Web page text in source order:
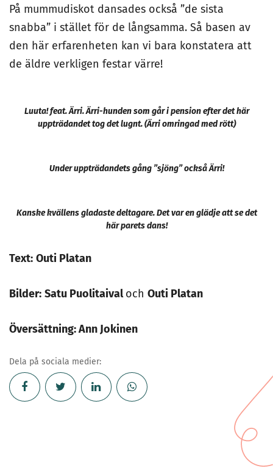
På mummudiskot dansades också ”de sista
snabba” i stället för de långsamma. Så basen av
den här erfarenheten kan vi bara konstatera att
de äldre verkligen festar värre!
Luuta! feat. Ärri. Ärri-hunden som går i pension efter det här
uppträdandet tog det lugnt. (Ärri omringad med rött)
Under uppträdandets gång ”sjöng” också Ärri!
Kanske kvällens gladaste deltagare. Det var en glädje att se det
här parets dans!
Text: Outi Platan
Bilder: Satu Puolitaivaloch Outi Platan
Översättning: Ann Jokinen
Dela på sociala medier: